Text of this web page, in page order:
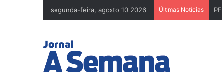
segunda-feira, agosto 10 2026 Últimas Notícias